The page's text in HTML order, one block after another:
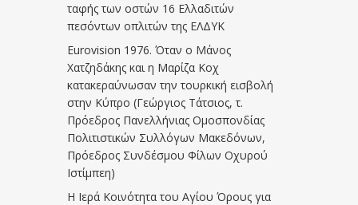
ταφής των οστών 16 Ελλαδιτών
πεσόντων οπλιτών της ΕΛΔΥΚ
Eurovision 1976. Όταν ο Μάνος
Χατζηδάκης και η Μαρίζα Κοχ
κατακεραύνωσαν την τουρκική εισβολή
στην Κύπρο (Γεώργιος Τάτσιος, τ.
Πρόεδρος Πανελλήνιας Ομοσπονδίας
Πολιτιστικών Συλλόγων Μακεδόνων,
Πρόεδρος Συνδέσμου Φίλων Οχυρού
Ιστίμπεη)
Η Ιερά Κοινότητα του Αγίου Όρους για